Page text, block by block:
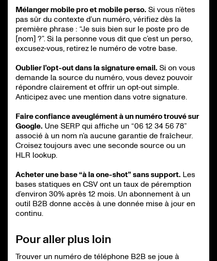
Mélanger mobile pro et mobile perso. Si vous n’êtes
pas sûr du contexte d’un numéro, vérifiez dès la
première phrase : “Je suis bien sur le poste pro de
[nom] ?”. Si la personne vous dit que c’est un perso,
excusez-vous, retirez le numéro de votre base.
Oublier l’opt-out dans la signature email. Si on vous
demande la source du numéro, vous devez pouvoir
répondre clairement et offrir un opt-out simple.
Anticipez avec une mention dans votre signature.
Faire confiance aveuglément à un numéro trouvé sur
Google. Une SERP qui affiche un “06 12 34 56 78”
associé à un nom n’a aucune garantie de fraîcheur.
Croisez toujours avec une seconde source ou un
HLR lookup.
Acheter une base “à la one-shot” sans support. Les
bases statiques en CSV ont un taux de péremption
d’environ 30% après 12 mois. Un abonnement à un
outil B2B donne accès à une donnée mise à jour en
continu.
Pour aller plus loin
Trouver un numéro de téléphone B2B se joue à